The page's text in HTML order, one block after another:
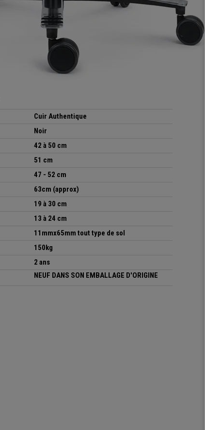
Cuir Authentique
Noir
42 à 50 cm
51 cm
47 - 52 cm
63cm (approx)
19 à 30 cm
13 à 24 cm
11mmx65mm tout type de sol
150kg
2 ans
NEUF DANS SON EMBALLAGE D'ORIGINE